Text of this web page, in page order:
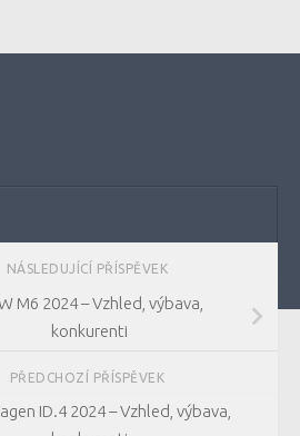
NÁSLEDUJÍCÍ PŘÍSPĚVEK
M6 2024 – Vzhled, výbava,
konkurenti
PŘEDCHOZÍ PŘÍSPĚVEK
ID.4 2024 – Vzhled, výbava,